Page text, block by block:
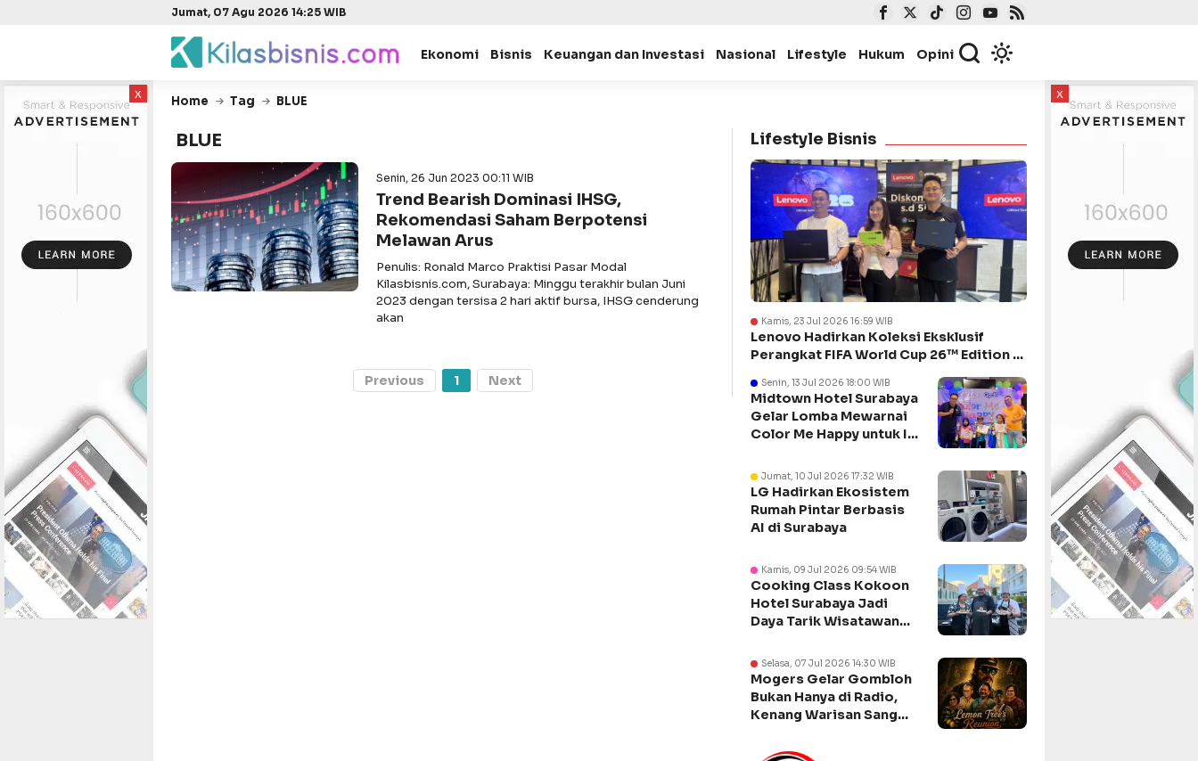
Jumat, 07 Agu 2026 14:25 WIB
Ekonomi Bisnis Keuangan dan Investasi Nasional Lifestyle Hukum Opini
x x
Home Tag BLUE
BLUE
Senin, 26 Jun 2023 00:11 WIB
Trend Bearish Dominasi IHSG,
Rekomendasi Saham Berpotensi
Melawan Arus
Penulis: Ronald Marco Praktisi Pasar Modal
Kilasbisnis.com, Surabaya: Minggu terakhir bulan Juni
2023 dengan tersisa 2 hari aktif bursa, IHSG cenderung
akan
Previous 1 Next
Lifestyle Bisnis
Kamis, 23 Jul 2026 16:59 WIB
Lenovo Hadirkan Koleksi Eksklusif
Perangkat FIFA World Cup 26™ Edition di
Senin, 13 Jul 2026 18:00 WIB
Midtown Hotel Surabaya
Gelar Lomba Mewarnai
Color Me Happy untuk Isi
Jumat, 10 Jul 2026 17:32 WIB
LG Hadirkan Ekosistem
Rumah Pintar Berbasis
AI di Surabaya
Kamis, 09 Jul 2026 09:54 WIB
Cooking Class Kokoon
Hotel Surabaya Jadi
Daya Tarik Wisatawan
Selasa, 07 Jul 2026 14:30 WIB
Mogers Gelar Gombloh
Bukan Hanya di Radio,
Kenang Warisan Sang